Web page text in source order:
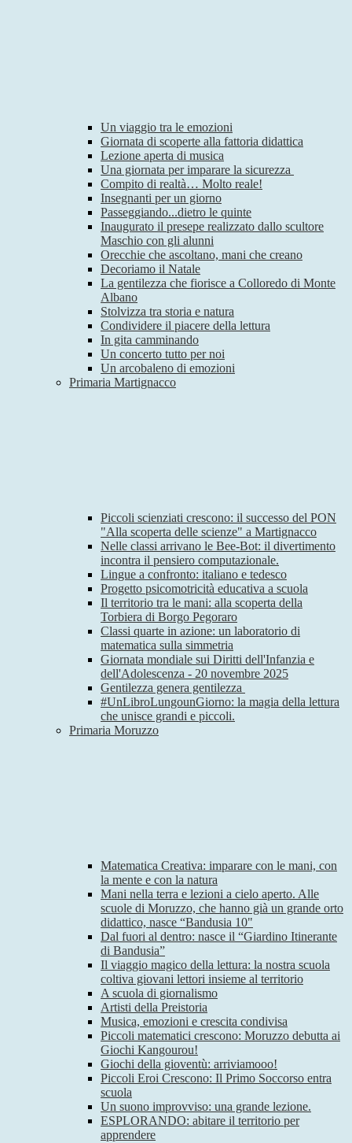
Un viaggio tra le emozioni
Giornata di scoperte alla fattoria didattica
Lezione aperta di musica
Una giornata per imparare la sicurezza
Compito di realtà… Molto reale!
Insegnanti per un giorno
Passeggiando...dietro le quinte
Inaugurato il presepe realizzato dallo scultore
Maschio con gli alunni
Orecchie che ascoltano, mani che creano
Decoriamo il Natale
La gentilezza che fiorisce a Colloredo di Monte
Albano
Stolvizza tra storia e natura
Condividere il piacere della lettura
In gita camminando
Un concerto tutto per noi
Un arcobaleno di emozioni
Primaria Martignacco
Piccoli scienziati crescono: il successo del PON
"Alla scoperta delle scienze" a Martignacco
Nelle classi arrivano le Bee-Bot: il divertimento
incontra il pensiero computazionale.
Lingue a confronto: italiano e tedesco
Progetto psicomotricità educativa a scuola
Il territorio tra le mani: alla scoperta della
Torbiera di Borgo Pegoraro
Classi quarte in azione: un laboratorio di
matematica sulla simmetria
Giornata mondiale sui Diritti dell'Infanzia e
dell'Adolescenza - 20 novembre 2025
Gentilezza genera gentilezza
#UnLibroLungounGiorno: la magia della lettura
che unisce grandi e piccoli.
Primaria Moruzzo
Matematica Creativa: imparare con le mani, con
la mente e con la natura
Mani nella terra e lezioni a cielo aperto. Alle
scuole di Moruzzo, che hanno già un grande orto
didattico, nasce “Bandusia 10"
Dal fuori al dentro: nasce il “Giardino Itinerante
di Bandusia”
Il viaggio magico della lettura: la nostra scuola
coltiva giovani lettori insieme al territorio
A scuola di giornalismo
Artisti della Preistoria
Musica, emozioni e crescita condivisa
Piccoli matematici crescono: Moruzzo debutta ai
Giochi Kangourou!
Giochi della gioventù: arriviamooo!
Piccoli Eroi Crescono: Il Primo Soccorso entra
scuola
Un suono improvviso: una grande lezione.
ESPLORANDO: abitare il territorio per
apprendere